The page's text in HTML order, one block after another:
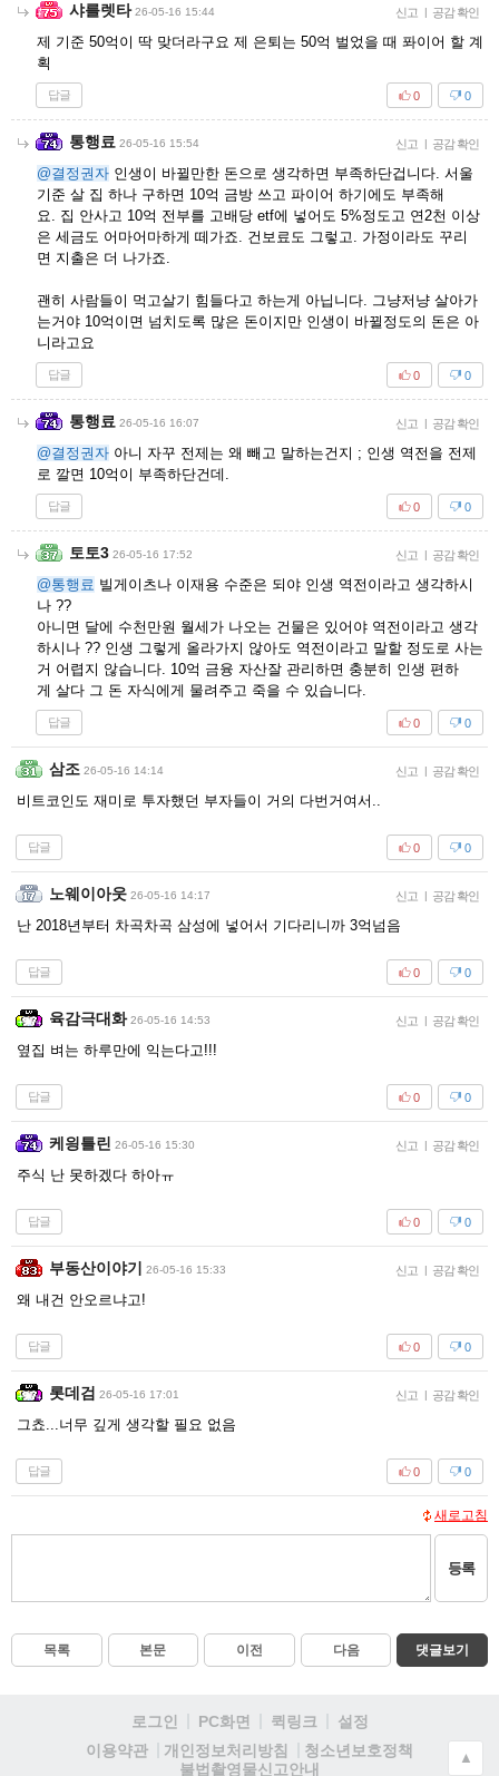
샤를렛타 26-05-16 15:44 신고 | 공감 확인
제 기준 50억이 딱 맞더라구요 제 은퇴는 50억 벌었을 때 퐈이어 할 계
획
답글 0
0
통행료 26-05-16 15:54 신고 | 공감 확인
@결정권자 인생이 바뀔만한 돈으로 생각하면 부족하단겁니다. 서울
기준 살 집 하나 구하면 10억 금방 쓰고 파이어 하기에도 부족해
요. 집 안사고 10억 전부를 고배당 etf에 넣어도 5%정도고 연2천 이상
은 세금도 어마어마하게 떼가죠. 건보료도 그렇고. 가정이라도 꾸리
면 지출은 더 나가죠.
괜히 사람들이 먹고살기 힘들다고 하는게 아닙니다. 그냥저냥 살아가
는거야 10억이면 넘치도록 많은 돈이지만 인생이 바뀔정도의 돈은 아
니라고요
답글 0
0
통행료 26-05-16 16:07 신고 | 공감 확인
@결정권자 아니 자꾸 전제는 왜 빼고 말하는건지 ; 인생 역전을 전제
로 깔면 10억이 부족하단건데.
답글 0
0
토토3 26-05-16 17:52 신고 | 공감 확인
@통행료 빌게이츠나 이재용 수준은 되야 인생 역전이라고 생각하시
나 ??
아니면 달에 수천만원 월세가 나오는 건물은 있어야 역전이라고 생각
하시나 ?? 인생 그렇게 올라가지 않아도 역전이라고 말할 정도로 사는
거 어렵지 않습니다. 10억 금융 자산잘 관리하면 충분히 인생 편하
게 살다 그 돈 자식에게 물려주고 죽을 수 있습니다.
답글 0
0
삼조 26-05-16 14:14 신고 | 공감 확인
비트코인도 재미로 투자했던 부자들이 거의 다번거여서..
답글 0
0
노웨이아웃 26-05-16 14:17 신고 | 공감 확인
난 2018년부터 차곡차곡 삼성에 넣어서 기다리니까 3억넘음
답글 0
0
육감극대화 26-05-16 14:53 신고 | 공감 확인
옆집 벼는 하루만에 익는다고!!!
답글 0
0
케읭틀린 26-05-16 15:30 신고 | 공감 확인
주식 난 못하겠다 하아ㅠ
답글 0
0
부동산이야기 26-05-16 15:33 신고 | 공감 확인
왜 내건 안오르냐고!
답글 0
0
롯데검 26-05-16 17:01 신고 | 공감 확인
그쵸...너무 깊게 생각할 필요 없음
답글 0
0
새로고침
등록
목록 본문 이전 다음 댓글보기
로그인 PC화면 퀵링크
설정
이용약관
개인정보처리방침
청소년보호정책
불법촬영물신고안내
▲